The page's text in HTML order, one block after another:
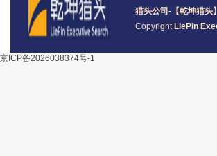
猎头公司 -【乾坤猎头
Copyright LiePin
京ICP备2026038374号-1